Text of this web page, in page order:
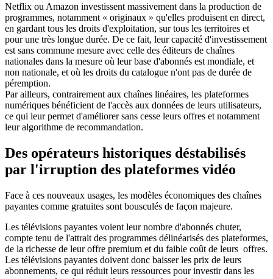
Netflix ou Amazon investissent massivement dans la production de
programmes, notamment « originaux » qu'elles produisent en direct,
en gardant tous les droits d'exploitation, sur tous les territoires et
pour une très longue durée. De ce fait, leur capacité d'investissement
est sans commune mesure avec celle des éditeurs de chaînes
nationales dans la mesure où leur base d'abonnés est mondiale, et
non nationale, et où les droits du catalogue n'ont pas de durée de
péremption.
Par ailleurs, contrairement aux chaînes linéaires, les plateformes
numériques bénéficient de l'accès aux données de leurs utilisateurs,
ce qui leur permet d'améliorer sans cesse leurs offres et notamment
leur algorithme de recommandation.
Des opérateurs historiques déstabilisés
par l'irruption des plateformes vidéo
Face à ces nouveaux usages, les modèles économiques des chaînes
payantes comme gratuites sont bousculés de façon majeure.
Les télévisions payantes voient leur nombre d'abonnés chuter,
compte tenu de l'attrait des programmes délinéarisés des plateformes,
de la richesse de leur offre premium et du faible coût de leurs offres.
Les télévisions payantes doivent donc baisser les prix de leurs
abonnements, ce qui réduit leurs ressources pour investir dans les